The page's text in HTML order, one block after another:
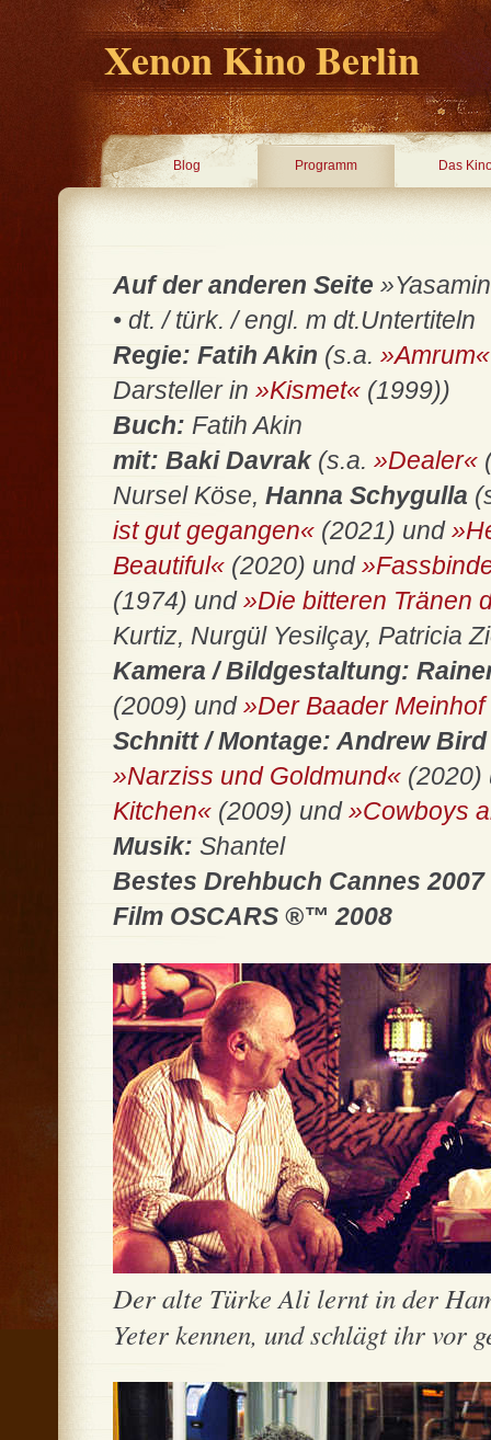
Xenon Kino Berlin
Blog Programm Das
Auf der anderen Seite
• dt. / türk. / engl. m dt.Untertiteln
Regie: Fatih Akin (s.a. »Amrum«
Darsteller in »Kismet« (1999))
Buch: Fatih Akin
mit: Baki Davrak (s.a. »Dealer«
Nursel Köse, Hanna Schygulla
ist gut gegangen« (2021) und
Beautiful« (2020) und
(1974) und»Die bitteren Tränen
Kurtiz, Nurgül Yesilçay, Patricia
Kamera / Bildgestaltung:
(2009) und»Der Baader
Schnitt / Montage: Andrew
»Narziss und Goldmund«
Kitchen« (2009) und»Cowboys
Musik: Shantel
Bestes Drehbuch Cannes
Film OSCARS ®™ 2008
Der alte Türke Ali lernt in der
Yeter kennen, und schlägt ihr vor